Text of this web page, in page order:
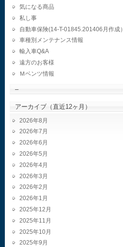
気になる商品
私し事
自動車保険(14-T-01845.201406月作成）
車種別メンテナンス情報
輸入車Q&A
遠方のお客様
Ｍベンツ情報
–
アーカイブ（直近12ヶ月）
2026年8月
2026年7月
2026年6月
2026年5月
2026年4月
2026年3月
2026年2月
2026年1月
2025年12月
2025年11月
2025年10月
2025年9月